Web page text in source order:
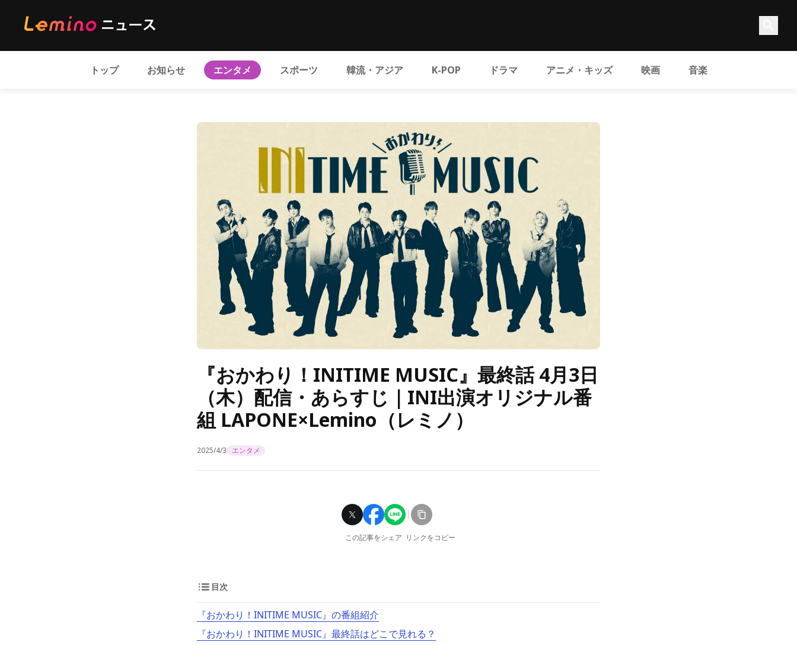
トップ お知らせ エンタメ スポーツ 韓流・アジア K-POP ドラマ アニメ・キッズ 映画 音楽
『おかわり！INITIME MUSIC』最終話 4月3日
（木）配信・あらすじ｜INI出演オリジナル番
組 LAPONE×Lemino（レミノ）
2025/4/3 エンタメ
この記事をシェア リンクをコピー
目次
『おかわり！INITIME MUSIC』の番組紹介
『おかわり！INITIME MUSIC』最終話はどこで見れる？